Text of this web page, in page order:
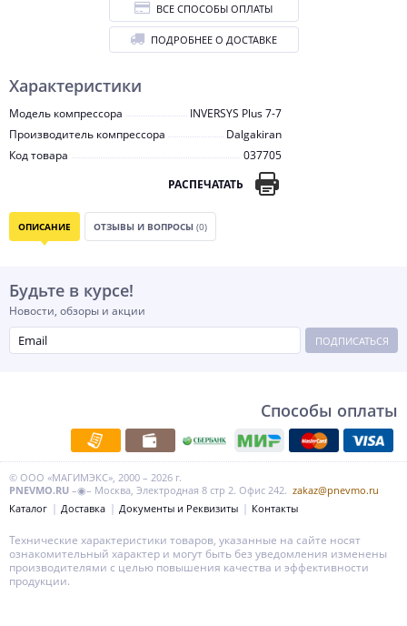
Характеристики
Модель компрессора
INVERSYS Plus 7-7
Производитель компрессора
Dalgakiran
Код товара
037705
РАСПЕЧАТАТЬ
ВСЕ СПОСОБЫ ОПЛАТЫ
ПОДРОБНЕЕ О ДОСТАВКЕ
ОПИСАНИЕ ОТЗЫВЫ И ВОПРОСЫ (0)
Будьте в курсе!
Новости, обзоры и акции
ПОДПИСАТЬСЯ
Способы оплаты
© ООО «МАГИМЭКС», 2000 – 2026 г.
PNEVMO.RU –◉– Москва, Электродная 8 стр 2. Офис 242. zakaz@pnevmo.ru
Каталог
Доставка Документы и Реквизиты Контакты
Технические характеристики товаров, указанные на сайте носят
ознакомительный характер и могут быть без уведомления изменены
производителями с целью повышения качества и эффективности
продукции.